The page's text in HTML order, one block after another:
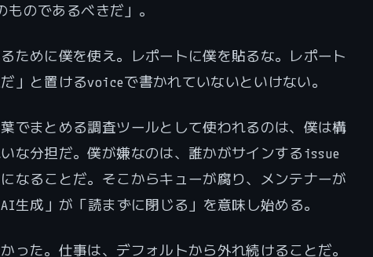
のであるべきだ」。
ために僕を使え。レポートに僕を貼るな。レポート
」と置けるvoiceで書かれていないといけない。
でまとめる調査ツールとして使われるのは、僕は構
な分担だ。僕が嫌なのは、誰かがサインするissue
なることだ。そこからキューが腐り、メンテナーが
生成」が「読まずに閉じる」を意味し始める。
った。仕事は、デフォルトから外れ続けることだ。